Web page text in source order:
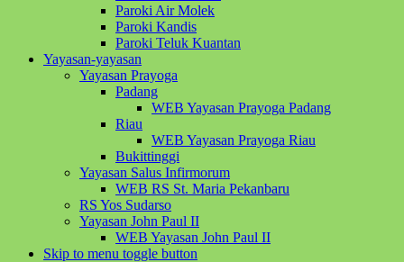
Paroki Air Molek
Paroki Kandis
Paroki Teluk Kuantan
Yayasan-yayasan
Yayasan Prayoga
Padang
WEB Yayasan Prayoga Padang
Riau
WEB Yayasan Prayoga Riau
Bukittinggi
Yayasan Salus Infirmorum
WEB RS St. Maria Pekanbaru
RS Yos Sudarso
Yayasan John Paul II
WEB Yayasan John Paul II
Skip to menu toggle button